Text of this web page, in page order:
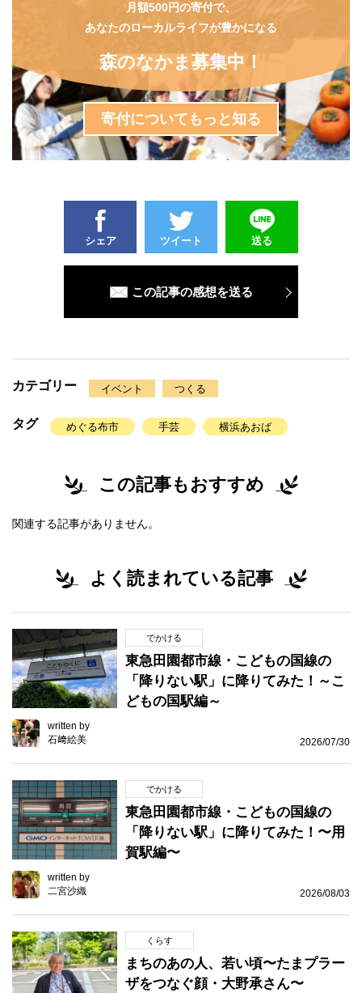
月額500円の寄付で、
あなたのローカルライフが豊かになる
森のなかま募集中！
寄付についてもっと知る
シェア ツイート 送る
この記事の感想を送る
カテゴリー イベント つくる
タグ めぐる布市 手芸 横浜あおば
この記事もおすすめ
関連する記事がありません。
よく読まれている記事
でかける
東急田園都市線・こどもの国線の
「降りない駅」に降りてみた！～こ
どもの国駅編～
written by
石﨑絵美
2026/07/30
でかける
東急田園都市線・こどもの国線の
「降りない駅」に降りてみた！〜用
賀駅編〜
written by
二宮沙織
2026/08/03
くらす
まちのあの人、若い頃〜たまプラー
ザをつなぐ顔・大野承さん〜